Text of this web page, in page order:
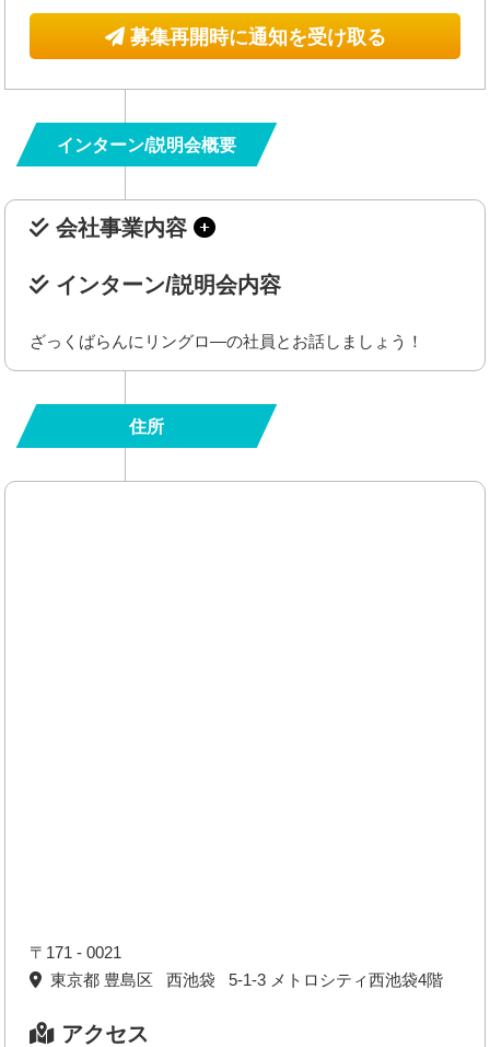
募集再開時に通知を受け取る
インターン/説明会概要
会社事業内容
インターン/説明会内容
ざっくばらんにリングロ―の社員とお話しましょう！
住所
〒171 - 0021
東京都 豊島区 西池袋 5-1-3 メトロシティ西池袋4階
アクセス